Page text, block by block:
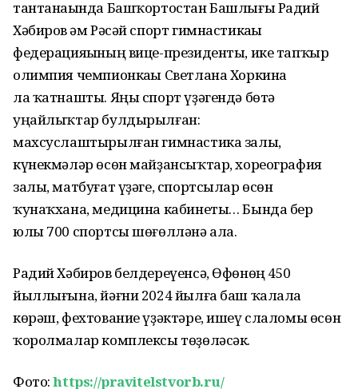
тантанаһында Башҡортостан Башлығы Радий
Хәбиров һәм Рәсәй спорт гимнастикаһы
федерацияһының вице-президенты, ике тапҡыр
олимпия чемпионкаһы Светлана Хоркина
ла ҡатнашты. Яңы спорт үҙәгендә бөтә
уңайлыҡтар булдырылған:
махсуслаштырылған гимнастика залы,
күнекмәләр өсөн майҙансыҡтар, хореография
залы, матбуғат үҙәге, спортсылар өсөн
ҡунаҡхана, медицина кабинеты… Бында бер
юлы 700 спортсы шөғөлләнә ала.
Радий Хәбиров белдереүенсә, Өфөнөң 450
йыллығына, йәғни 2024 йылға баш ҡалала
көрәш, фехтование үҙәктәре, ишеү слаломы өсөн
ҡоролмалар комплексы төҙөләсәк.
Фото:https://pravitelstvorb.ru/